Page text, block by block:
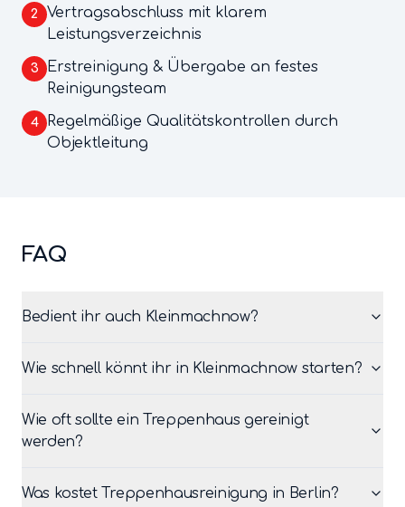
2
Vertragsabschluss mit klarem
Leistungsverzeichnis
3
Erstreinigung & Übergabe an festes
Reinigungsteam
4
Regelmäßige Qualitätskontrollen durch
Objektleitung
FAQ
Bedient ihr auch Kleinmachnow?
Wie schnell könnt ihr in Kleinmachnow starten?
Wie oft sollte ein Treppenhaus gereinigt
werden?
Was kostet Treppenhausreinigung in Berlin?